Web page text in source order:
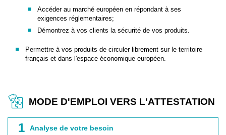
Accéder au marché européen en répondant à ses
exigences réglementaires;
Démontrez à vos clients la sécurité de vos produits.
Permettre à vos produits de circuler librement sur le territoire
français et dans l'espace économique européen.
MODE D'EMPLOI VERS L'ATTESTATION
1 Analyse de votre besoin